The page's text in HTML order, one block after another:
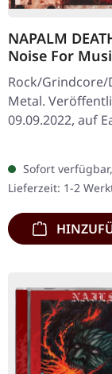
NAPALM
Noise For
Sake | DIGIPAK
Rock/Grindcore/
Metal.
09.09.2022, auf
dreiseitigen
Diese massive…
Sofort verfügbar,
Lieferzeit: 1-2